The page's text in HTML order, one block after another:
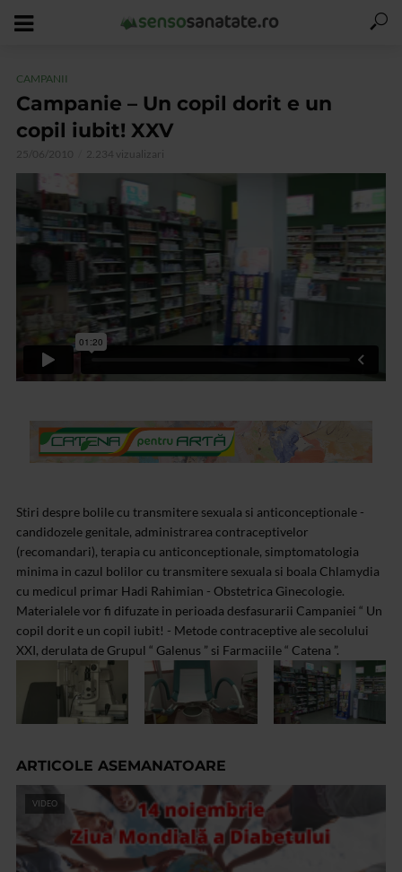
CAMPANII
Campanie – Un copil dorit e un
copil iubit! XXV
25/06/2010 2.234 vizualizari
Stiri despre bolile cu transmitere sexuala si anticonceptionale -
candidozele genitale, administrarea contraceptivelor
(recomandari), terapia cu anticonceptionale, simptomatologia
minima in cazul bolilor cu transmitere sexuala si boala Chlamydia
cu medicul primar Hadi Rahimian - Obstetrica Ginecologie.
Materialele vor fi difuzate in perioada desfasurarii Campaniei “ Un
copil dorit e un copil iubit! - Metode contraceptive ale secolului
XXI, derulata de Grupul “ Galenus ” si Farmaciile “ Catena ”.
ARTICOLE ASEMANATOARE
VIDEO